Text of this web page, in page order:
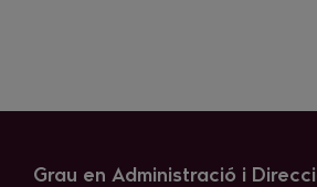
Grau en Administració i